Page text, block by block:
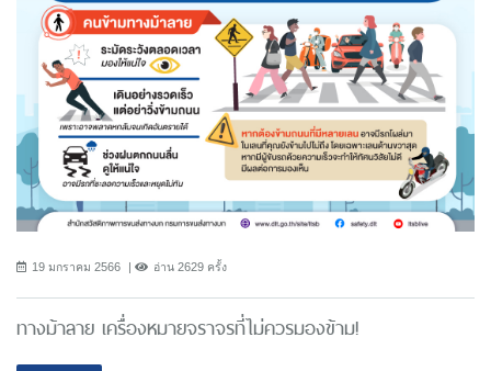
19 มกราคม 2566 อ่าน 2629 ครั้ง
ทางม้าลาย เครื่องหมายจราจรที่ไม่ควรมองข้าม!